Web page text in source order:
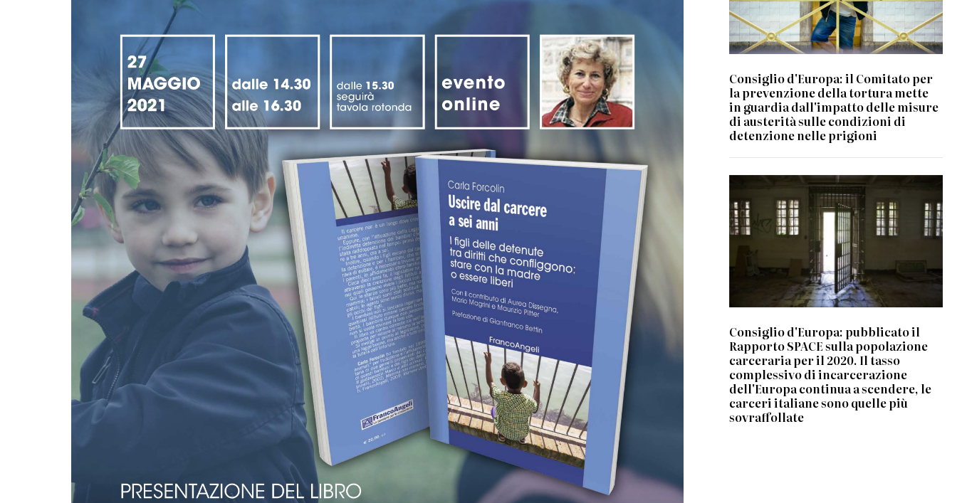
Consiglio d'Europa: il Comitato per
la prevenzione della tortura mette
in guardia dall'impatto delle misure
di austerità sulle condizioni di
detenzione nelle prigioni
Consiglio d'Europa: pubblicato il
Rapporto SPACE sulla popolazione
carceraria per il 2020. Il tasso
complessivo di incarcerazione
dell'Europa continua a scendere, le
carceri italiane sono quelle più
sovraffollate